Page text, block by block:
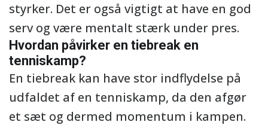
styrker. Det er også vigtigt at have en god
serv og være mentalt stærk under pres.
Hvordan påvirker en tiebreak en
tenniskamp?
En tiebreak kan have stor indflydelse på
udfaldet af en tenniskamp, da den afgør
et sæt og dermed momentum i kampen.